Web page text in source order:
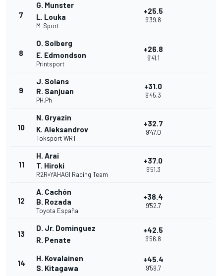
7
G. Munster
L. Louka
M-Sport
+25.5
9'39.8
8
O. Solberg
E. Edmondson
Printsport
+26.8
9'41.1
9
J. Solans
R. Sanjuan
PH.Ph
+31.0
9'45.3
10
N. Gryazin
K. Aleksandrov
Toksport WRT
+32.7
9'47.0
11
H. Arai
T. Hiroki
R2R×YAHAGI Racing Team
+37.0
9'51.3
12
A. Cachón
B. Rozada
Toyota España
+38.4
9'52.7
13
D. Jr. Dominguez
R. Penate
+42.5
9'56.8
14
H. Kovalainen
S. Kitagawa
+45.4
9'59.7